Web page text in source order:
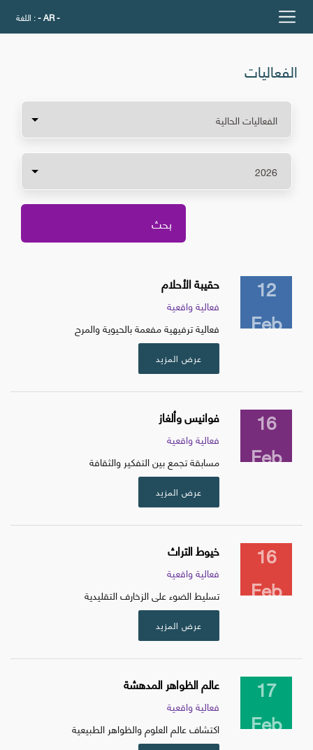
اللغة :- AR -
الفعاليات
12
Feb
حقيبة الأحلام
فعالية واقعية
فعالية ترفيهية مفعمة بالحيوية والمرح
عرض المزيد
16
Feb
فوانيس وألغاز
فعالية واقعية
مسابقة تجمع بين التفكير والثقافة
عرض المزيد
16
Feb
خيوط التراث
فعالية واقعية
تسليط الضوء على الزخارف التقليدية
عرض المزيد
17
Feb
عالم الظواهر المدهشة
فعالية واقعية
اكتشاف عالم العلوم والظواهر الطبيعية